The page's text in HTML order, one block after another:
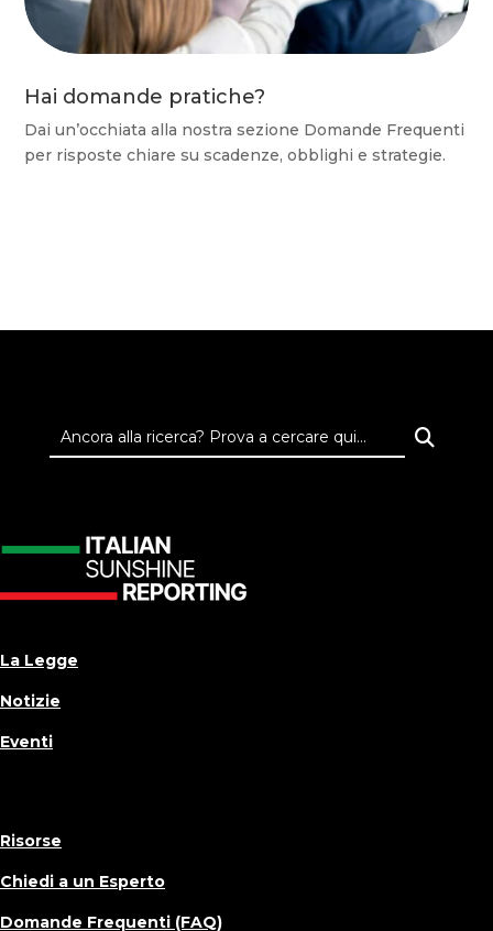
Hai domande pratiche?
Dai un’occhiata alla nostra sezione Domande Frequenti
per risposte chiare su scadenze, obblighi e strategie.
La Legge
Notizie
Eventi
Risorse
Chiedi a un Esperto
Domande Frequenti (FAQ)